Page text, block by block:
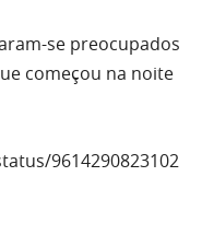
se preocupados
começou na noite
9614290823102